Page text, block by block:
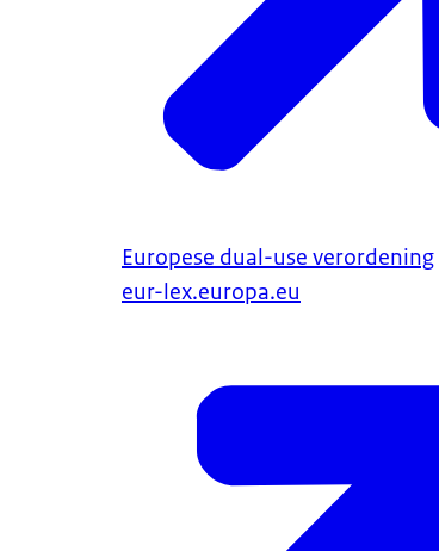
Europese dual-use verordening
eur-lex.europa.eu